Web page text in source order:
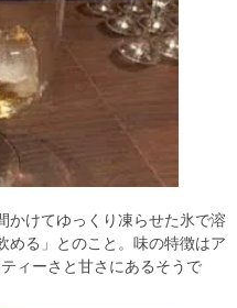
かけてゆっくり凍らせた氷で溶
める」とのこと。味の特徴はア
ィーさと甘さにあるそうで